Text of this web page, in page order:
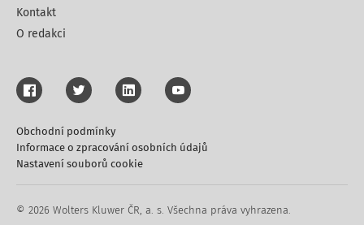
Kontakt
O redakci
© 2026 Wolters Kluwer ČR, a. s. Všechna práva vyhrazena.
Obchodní podmínky
Informace o zpracování osobních údajů
Nastavení souborů cookie